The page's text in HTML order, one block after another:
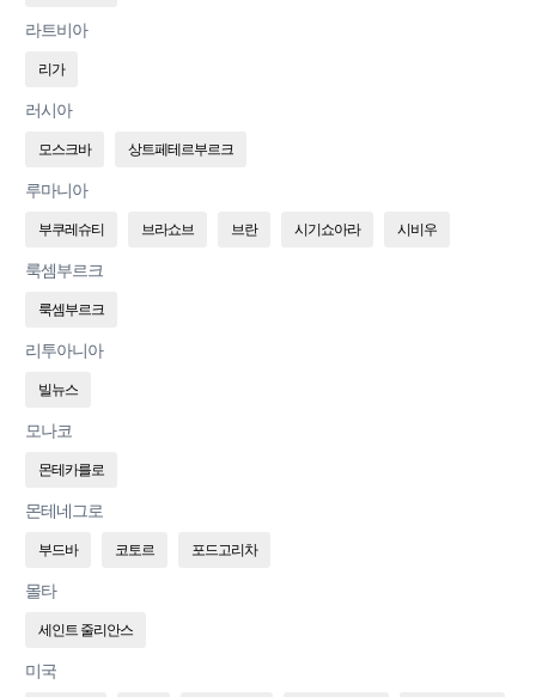
라트비아
리가
러시아
모스크바 상트페테르부르크
루마니아
부쿠레슈티 브라쇼브 브란 시기쇼아라 시비우
룩셈부르크
룩셈부르크
리투아니아
빌뉴스
모나코
몬테카를로
몬테네그로
부드바 코토르 포드고리차
몰타
세인트 줄리안스
미국